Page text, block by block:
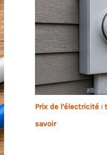
Prix de l’électricité
savoir